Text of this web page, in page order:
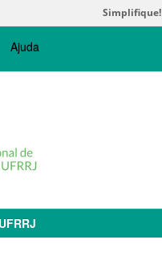
Simplifique!
Ajuda